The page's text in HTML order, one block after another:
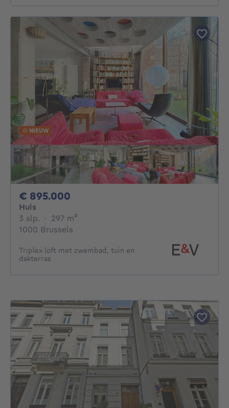
NIEUW
€ 895.000
Huis
3 slp. 3 slaapkamers
· 297 m²
1000 Brussels
Triplex loft met zwembad, tuin en
dakterras